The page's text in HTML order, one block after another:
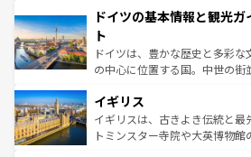
せる。地方によって風土や気候
ンテンツ一覧 を参照してほしい。
で、幅広い魅力が詰まっている
聖堂、美しいビーチ、そして豊
から魅了する。また、フランス
れ、フランス料理はユネスコ無
香り高いラベンダー畑など、多
らに、パリ以外の地域にも魅
も豊かな歴史と文化が息づいて
ドイツの基本情報と観光
ト
ドイツは、豊かな歴史と多彩
の中心に位置する国。中世の街
顔を持つこの国は、どこを歩い
ルリンの文化的活気、バイエル
してライン川沿いのワイン畑と
イギリス
イギリスは、古きよき伝統と最
トミンスター寺院や大英博物館